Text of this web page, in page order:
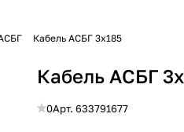
Кабель АСБГ 3х185
Кабель АСБГ
0Арт. 633791677